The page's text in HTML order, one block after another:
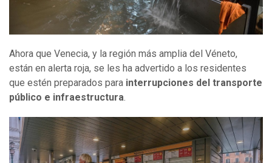
Ahora que Venecia, y la región más amplia del Véneto,
están en alerta roja, se les ha advertido a los residentes
que estén preparados para interrupciones del transporte
público e infraestructura.